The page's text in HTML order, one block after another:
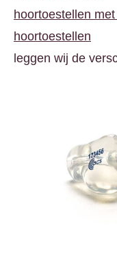
hoortoestellen
hoortoestellen
leggen wij de